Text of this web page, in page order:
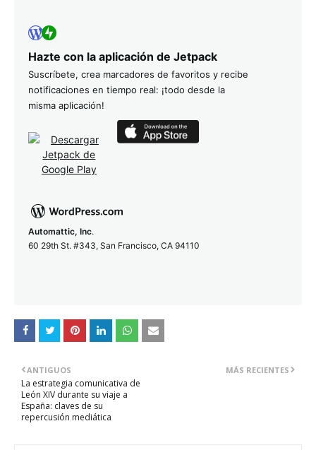
Hazte con la aplicación de Jetpack
Suscríbete, crea marcadores de favoritos y recibe
notificaciones en tiempo real: ¡todo desde la
misma aplicación!
Automattic, Inc.
60 29th St. #343, San Francisco, CA 94110
MÁS RECIENTES
ANTIGUOS
La estrategia comunicativa de
León XIV durante su viaje a
España: claves de su
repercusión mediática